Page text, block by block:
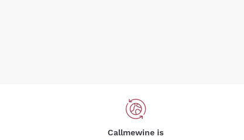
Callmewine is